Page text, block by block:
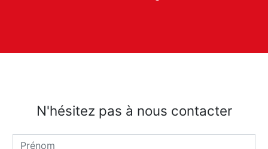
N'hésitez pas à nous contacter